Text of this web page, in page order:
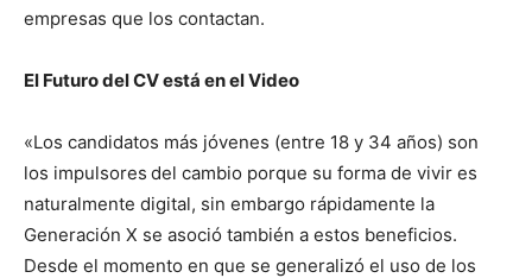
empresas que los contactan.
El Futuro del CV está en el Video
«Los candidatos más jóvenes (entre 18 y 34 años) son
los impulsores del cambio porque su forma de vivir es
naturalmente digital, sin embargo rápidamente la
Generación X se asoció también a estos beneficios.
Desde el momento en que se generalizó el uso de los